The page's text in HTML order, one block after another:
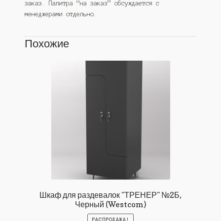
заказ. Палитра “на заказ” обсуждается с
менеджерами отдельно.
Похожие
Шкаф для раздевалок "ТРЕНЕР" №2Б,
Черный (Westcom)
РАСПРОДАЖА!